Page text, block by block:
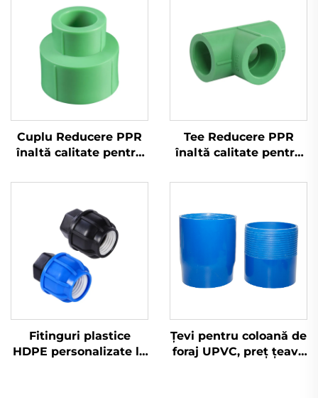
Cuplu Reducere PPR
înaltă calitate pentru
Tee Reducere PPR
înaltă calitate pentru
Fitinguri plastice
HDPE personalizate la
Țevi pentru coloană de
foraj UPVC, preț țeavă